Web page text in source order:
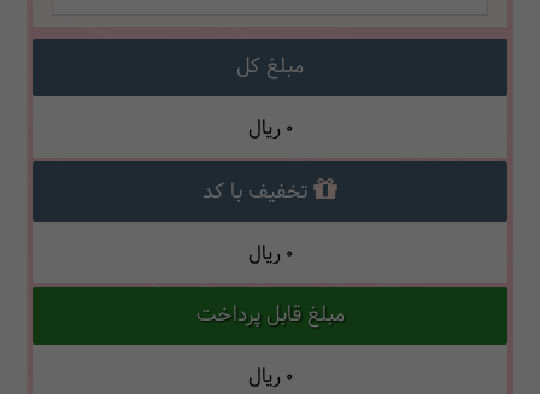
مبلغ کل
0 ریال
تخفیف با کد
0 ریال
مبلغ قابل پرداخت
0 ریال